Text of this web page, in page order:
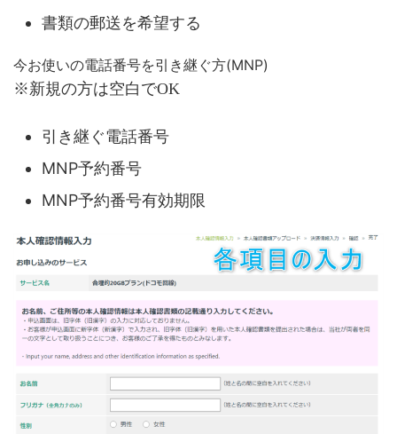
書類の郵送を希望する
今お使いの電話番号を引き継ぐ方(MNP)
※新規の方は空白でOK
引き継ぐ電話番号
MNP予約番号
MNP予約番号有効期限